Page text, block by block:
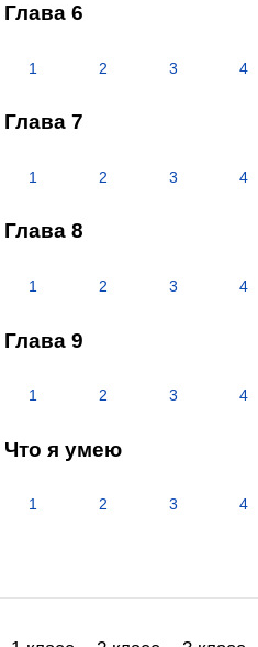
Глава 6
1 2 3 4
Глава 7
1 2 3 4
Глава 8
1 2 3 4
Глава 9
1 2 3 4
Что я умею
1 2 3 4